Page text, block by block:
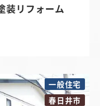
装リフォーム
一般住宅
春日井市